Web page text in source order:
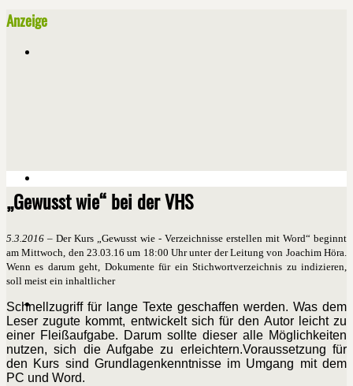
Anzeige
„Gewusst wie“ bei der VHS
5.3.2016 – Der Kurs „Gewusst wie - Verzeichnisse erstellen mit Word“ beginnt
am Mittwoch, den 23.03.16 um 18:00 Uhr unter der Leitung von Joachim Höra.
Wenn es darum geht, Dokumente für ein Stichwortverzeichnis zu indizieren,
soll meist ein inhaltlicher
Schnellzugriff für lange Texte geschaffen werden. Was dem
Leser zugute kommt, entwickelt sich für den Autor leicht zu
einer Fleißaufgabe. Darum sollte dieser alle Möglichkeiten
nutzen, sich die Aufgabe zu erleichtern.Voraussetzung für
den Kurs sind Grundlagenkenntnisse im Umgang mit dem
PC und Word.